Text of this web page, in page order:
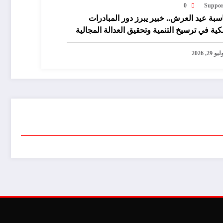
0
عيد العرش.. خبير يبرز دور المبادرات
في ترسيخ التنمية وتحقيق العدالة المجالية
29, 2026